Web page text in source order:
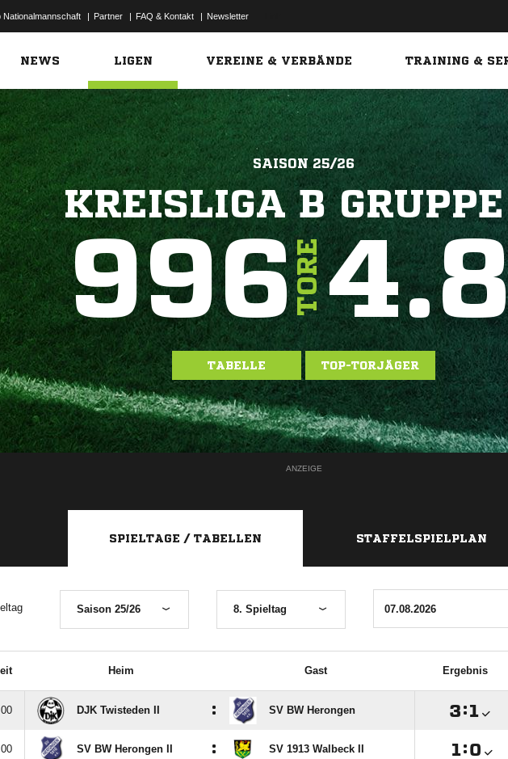
Nationalmannschaft | Partner | FAQ & Kontakt | Newsletter
NEWS LIGEN VEREINE & VERBÄNDE TRAINING &
SAISON 25/26
KREISLIGA B
996TORE
TABELLE TOP-TORJÄGER
ANZEIGE
SPIELTAGE / TABELLEN STAFFELSPIELPLAN
Saison 25/26 8. Spieltag
Heim Gast Ergebnis
DJK Twisteden II : SV BW Herongen :
SV BW Herongen II : SV 1913 Walbeck II :